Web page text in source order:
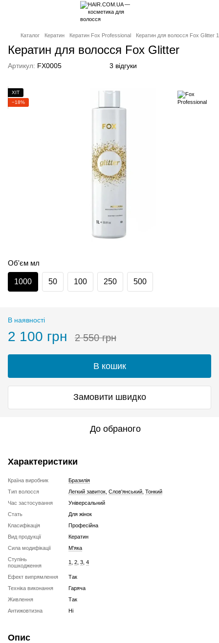
Каталог Кератин Кератин Fox Professional Кератин для волосся Fox Glitter
Кератин для волосся Fox Glitter
Артикул: FX0005 3 відгуки
ХІТ
−18%
Об'єм мл
1000 50 100 250 500
В наявності
2 100 грн 2 550 грн
В кошик
Замовити швидко
До обраного
Характеристики
Країна виробник
Бразилія
Тип волосся
Легкий завиток Слов'янський Тонкий
Час застосування
Універсальний
Стать
Для жінок
Класифікація
Професійна
Вид продукції
Кератин
Сила модифікації
М'яка
Ступінь
пошкодження
1 2 3 4
Ефект випрямлення
Так
Техніка виконання
Гаряча
Живлення
Так
Антижовтизна
Ні
Опис